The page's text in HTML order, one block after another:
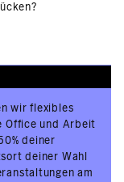
wir flexibles
Office und Arbeit
deiner
deiner Wahl
am